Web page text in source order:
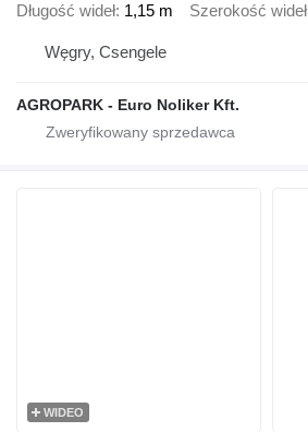
Długość wideł 1,15 m Szerokość wideł
Węgry, Csengele
AGROPARK - Euro Noliker Kft.
WIDEO